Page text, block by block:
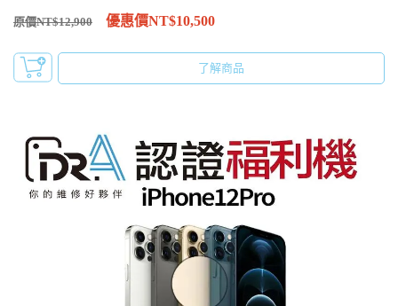
原價NT$12,900 優惠價NT$10,500
了解商品